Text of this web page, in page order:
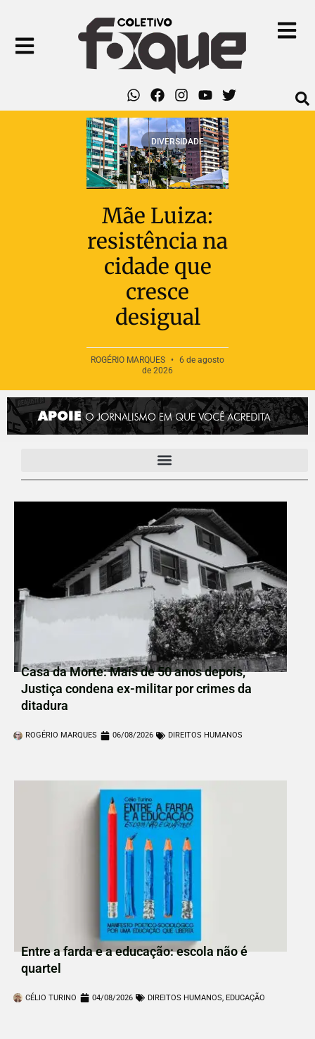
DIVERSIDADE
Mãe Luiza:
resistência na
cidade que
cresce
desigual
ROGÉRIO MARQUES
6 de agosto
de 2026
Casa da Morte: Mais de 50 anos depois,
Justiça condena ex-militar por crimes da
ditadura
ROGÉRIO MARQUES 06/08/2026 DIREITOS HUMANOS
Entre a farda e a educação: escola não é
quartel
CÉLIO TURINO 04/08/2026 DIREITOS HUMANOS, EDUCAÇÃO